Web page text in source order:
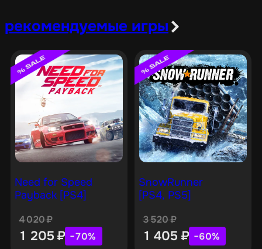
рекомендуемые игры
Need for Speed
Payback [PS4]
4 020₽
1 205 ₽ −70%
SnowRunner
[PS4, PS5]
3 520₽
1 405 ₽ −60%